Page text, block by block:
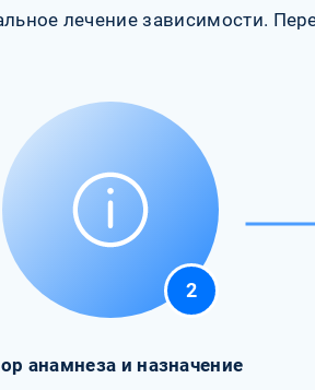
лечение зависимости.
2
анамнеза и назначение